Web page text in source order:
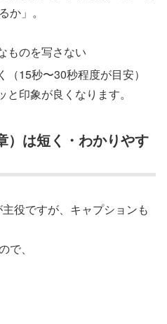
か」。
ものを写さない
15秒〜30秒程度が目安）
印象が良くなります。
は短く・わかりやす
役ですが、キャプションも
、